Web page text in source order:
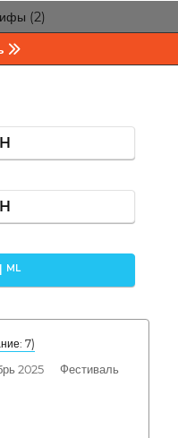
(2)
ML
7)
2025 Фестиваль